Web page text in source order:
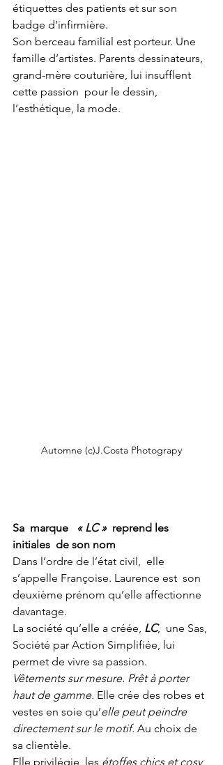
étiquettes des patients et sur son
badge d’infirmière.
Son berceau familial est porteur. Une
famille d’artistes. Parents dessinateurs,
grand-mère couturière, lui insufflent
cette passion  pour le dessin,
l’esthétique, la mode.
Automne (c)J.Costa Photograpy
Sa  marque « LC »
  reprend les
initiales  de son nom
Dans l’ordre de l’état civil,  elle
s’appelle Françoise. Laurence est  son
deuxième prénom qu’elle affectionne
davantage.
La société qu’elle a créée, LC,  une Sas,
Société par Action Simplifiée, lui
permet de vivre sa passion.
Vêtements sur mesure. Prêt à porter
haut de gamme. Elle crée des robes et
vestes en soie qu’elle peut peindre
directement sur le motif. Au choix de
sa clientèle.
Elle privilégie  les étoffes chics et cosy